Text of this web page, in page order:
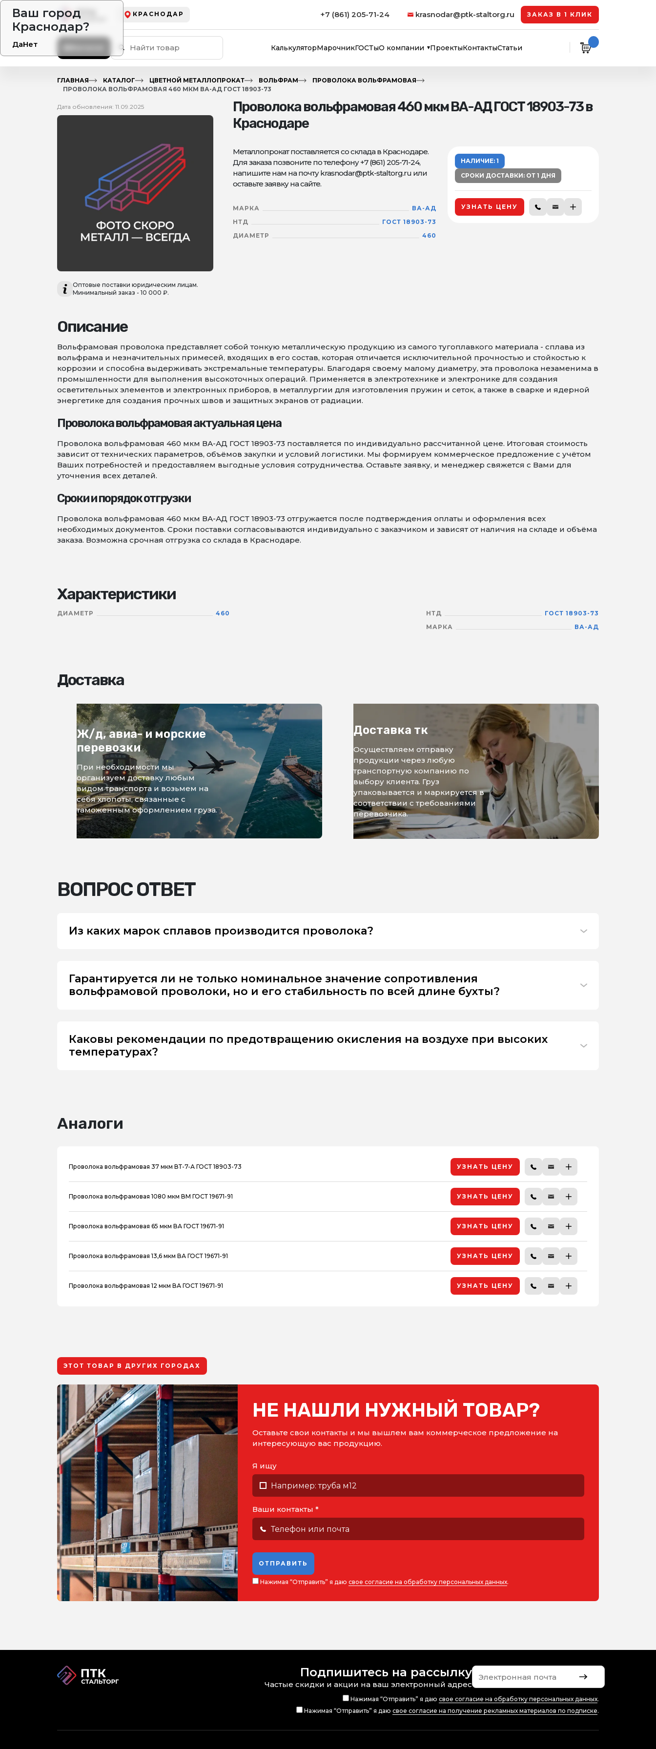
Ваш город
Краснодар?
ДаНет
КРАСНОДАР +7 (861) 205-71-24 krasnodar@ptk-staltorg.ru ЗАКАЗ В 1 КЛИК
КалькуляторМарочникГОСТыО компании ПроектыКонтактыСтатьи
ГЛАВНАЯ КАТАЛОГ ЦВЕТНОЙ МЕТАЛЛОПРОКАТ ВОЛЬФРАМ
ПРОВОЛОКА ВОЛЬФРАМОВАЯ
ПРОВОЛОКА ВОЛЬФРАМОВАЯ 460 МКМ ВА-АД ГОСТ 18903-73
Проволока вольфрамовая 460 мкм ВА-АД ГОСТ 18903-73 в
Краснодаре
Металлопрокат поставляется со склада в Краснодаре.
Для заказа позвоните по телефону +7 (861) 205-71-24,
напишите нам на почту krasnodar@ptk-staltorg.ru или
оставьте заявку на сайте.
МАРКА
ВА-АД
НТД
ГОСТ 18903-73
ДИАМЕТР
460
НАЛИЧИЕ: 1
СРОКИ ДОСТАВКИ: ОТ 1 ДНЯ
УЗНАТЬ ЦЕНУ
Дата обновления: 11.09.2025
Оптовые поставки юридическим лицам.
Минимальный заказ - 10 000 ₽.
Описание
Вольфрамовая проволока представляет собой тонкую металлическую продукцию из самого тугоплавкого материала - сплава из
вольфрама и незначительных примесей, входящих в его состав, которая отличается исключительной прочностью и стойкостью к
коррозии и способна выдерживать экстремальные температуры. Благодаря своему малому диаметру, эта проволока незаменима в
промышленности для выполнения высокоточных операций. Применяется в электротехнике и электронике для создания
осветительных элементов и электронных приборов, в металлургии для изготовления пружин и сеток, а также в сварке и ядерной
энергетике для создания прочных швов и защитных экранов от радиации.
Проволока вольфрамовая актуальная цена
Проволока вольфрамовая 460 мкм ВА-АД ГОСТ 18903-73 поставляется по индивидуально рассчитанной цене. Итоговая стоимость
зависит от технических параметров, объёмов закупки и условий логистики. Мы формируем коммерческое предложение с учётом
Ваших потребностей и предоставляем выгодные условия сотрудничества. Оставьте заявку, и менеджер свяжется с Вами для
уточнения всех деталей.
Сроки и порядок отгрузки
Проволока вольфрамовая 460 мкм ВА-АД ГОСТ 18903-73 отгружается после подтверждения оплаты и оформления всех
необходимых документов. Сроки поставки согласовываются индивидуально с заказчиком и зависят от наличия на складе и объёма
заказа. Возможна срочная отгрузка со склада в Краснодаре.
Характеристики
ДИАМЕТР 460 НТД
ГОСТ 18903-73
МАРКА
ВА-АД
Доставка
Ж/д, авиа- и морские
перевозки
При необходимости мы
организуем доставку любым
видом транспорта и возьмем на
себя хлопоты, связанные с
таможенным оформлением груза.
Доставка тк
Осуществляем отправку
продукции через любую
транспортную компанию по
выбору клиента. Груз
упаковывается и маркируется в
соответствии с требованиями
перевозчика.
ВОПРОС ОТВЕТ
Из каких марок сплавов производится проволока?
Гарантируется ли не только номинальное значение сопротивления
вольфрамовой проволоки, но и его стабильность по всей длине бухты?
Каковы рекомендации по предотвращению окисления на воздухе при высоких
температурах?
Аналоги
Проволока вольфрамовая 37 мкм ВТ-7-А ГОСТ 18903-73 УЗНАТЬ ЦЕНУ
Проволока вольфрамовая 1080 мкм ВМ ГОСТ 19671-91 УЗНАТЬ ЦЕНУ
Проволока вольфрамовая 65 мкм ВА ГОСТ 19671-91 УЗНАТЬ ЦЕНУ
Проволока вольфрамовая 13,6 мкм ВА ГОСТ 19671-91 УЗНАТЬ ЦЕНУ
Проволока вольфрамовая 12 мкм ВА ГОСТ 19671-91 УЗНАТЬ ЦЕНУ
ЭТОТ ТОВАР В ДРУГИХ ГОРОДАХ
НЕ НАШЛИ НУЖНЫЙ ТОВАР?
Оставьте свои контакты и мы вышлем вам коммерческое предложение на
интересующую вас продукцию.
Я ищу
Ваши контакты *
ОТПРАВИТЬ
Нажимая “Отправить” я даю свое согласие на обработку персональных данных.
Подпишитесь на рассылку
Частые скидки и акции на ваш электронный адрес
Нажимая “Отправить” я даю свое согласие на обработку персональных данных.
Нажимая “Отправить” я даю свое согласие на получение рекламных материалов по подписке.